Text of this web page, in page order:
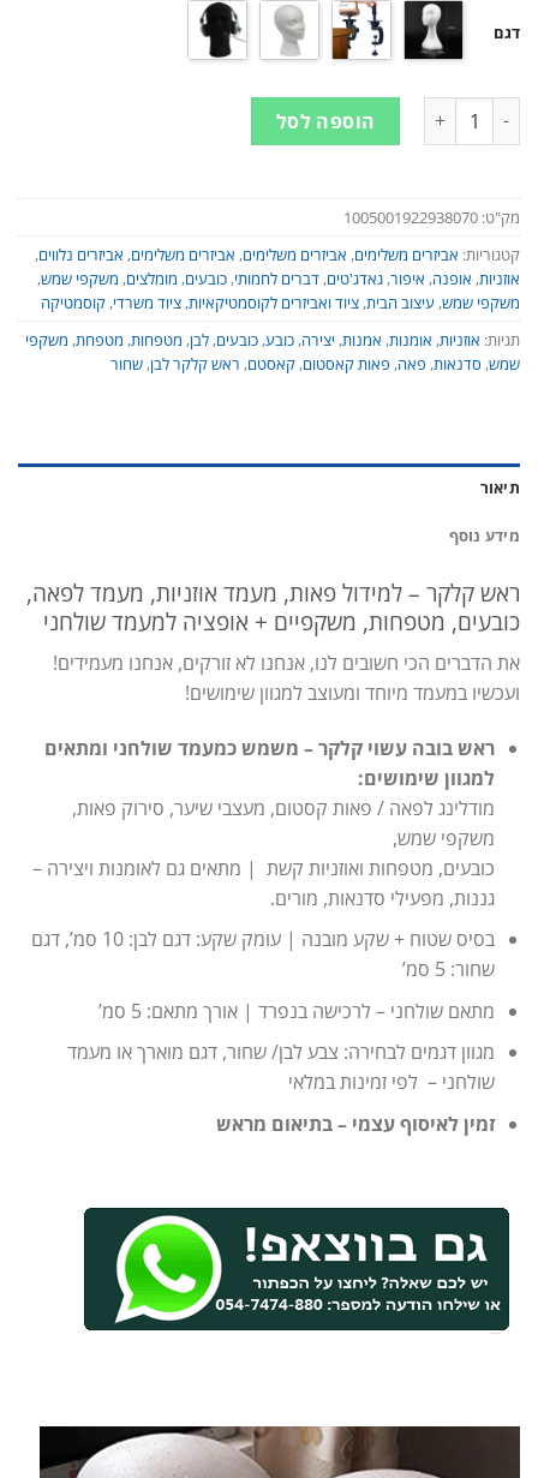
דגם
כמות של ראש קלקר - למידול פאות, מעמד אוזניות, מעמד לפאה,
הוספה לסל
מק"ט: 1005001922938070
קטגוריות: אביזרים משלימים, אביזרים משלימים, אביזרים משלימים, אביזרים נלווים,
אוזניות, אופנה, איפור, גאדג'טים, דברים לחמותי, כובעים, מומלצים, משקפי שמש,
משקפי שמש, עיצוב הבית, ציוד ואביזרים לקוסמטיקאיות, ציוד משרדי, קוסמטיקה
תגיות: אוזניות, אומנות, אמנות, יצירה, כובע, כובעים, לבן, מטפחות, מטפחת, משקפי
שמש, סדנאות, פאה, פאות קאסטום, קאסטם, ראש קלקר לבן, שחור
תיאור
מידע נוסף
ראש קלקר – למידול פאות, מעמד אוזניות, מעמד לפאה,
כובעים, מטפחות, משקפיים + אופציה למעמד שולחני
את הדברים הכי חשובים לנו, אנחנו לא זורקים, אנחנו מעמידים!
ועכשיו במעמד מיוחד ומעוצב למגוון שימושים!
ראש בובה עשוי קלקר – משמש כמעמד שולחני ומתאים
למגוון שימושים:
מודלינג לפאה / פאות קסטום, מעצבי שיער, סירוק פאות,
משקפי שמש,
כובעים, מטפחות ואוזניות קשת | מתאים גם לאומנות ויצירה –
גננות, מפעילי סדנאות, מורים.
בסיס שטוח + שקע מובנה | עומק שקע: דגם לבן: 10 סמ’, דגם
שחור: 5 סמ’
מתאם שולחני – לרכישה בנפרד | אורך מתאם: 5 סמ’
מגוון דגמים לבחירה: צבע לבן/ שחור, דגם מוארך או מעמד
שולחני – לפי זמינות במלאי
זמין לאיסוף עצמי – בתיאום מראש